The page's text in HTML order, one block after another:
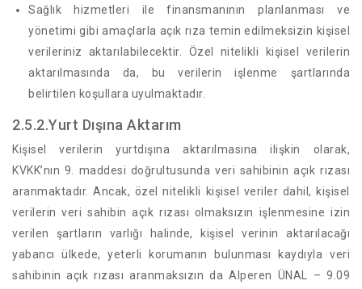
Sağlık hizmetleri ile finansmanının planlanması ve
yönetimi gibi amaçlarla açık rıza temin edilmeksizin kişisel
verileriniz aktarılabilecektir. Özel nitelikli kişisel verilerin
aktarılmasında da, bu verilerin işlenme şartlarında
belirtilen koşullara uyulmaktadır.
2.5.2.Yurt Dışına Aktarım
Kişisel verilerin yurtdışına aktarılmasına ilişkin olarak,
KVKK’nın 9. maddesi doğrultusunda veri sahibinin açık rızası
aranmaktadır. Ancak, özel nitelikli kişisel veriler dahil, kişisel
verilerin veri sahibin açık rızası olmaksızın işlenmesine izin
verilen şartların varlığı halinde, kişisel verinin aktarılacağı
yabancı ülkede, yeterli korumanın bulunması kaydıyla veri
sahibinin açık rızası aranmaksızın da Alperen ÜNAL – 9.09